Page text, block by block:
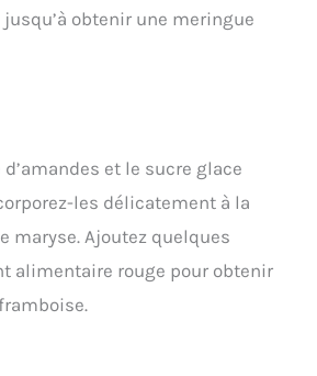
obtenir une meringue
et le sucre glace
les délicatement à la
maryse. Ajoutez quelques
alimentaire rouge pour obtenir